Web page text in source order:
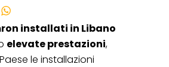
Email
installati in Libano
elevate prestazioni,
le installazioni